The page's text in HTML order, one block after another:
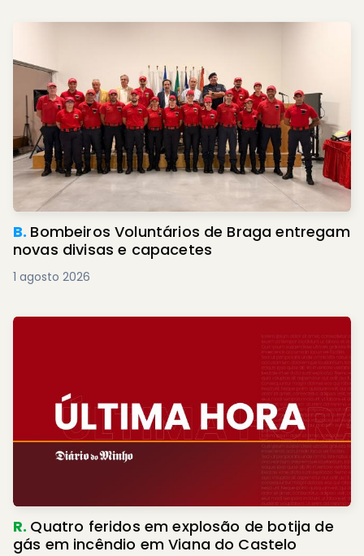
B. Bombeiros Voluntários de Braga entregam
novas divisas e capacetes
1 agosto 2026
R. Quatro feridos em explosão de botija de
gás em incêndio em Viana do Castelo